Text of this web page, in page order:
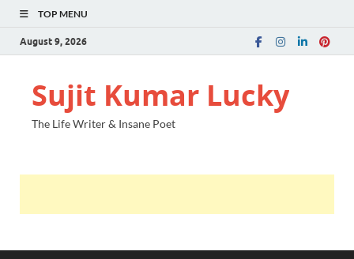
TOP MENU
August 9, 2026
Sujit Kumar Lucky
The Life Writer & Insane Poet